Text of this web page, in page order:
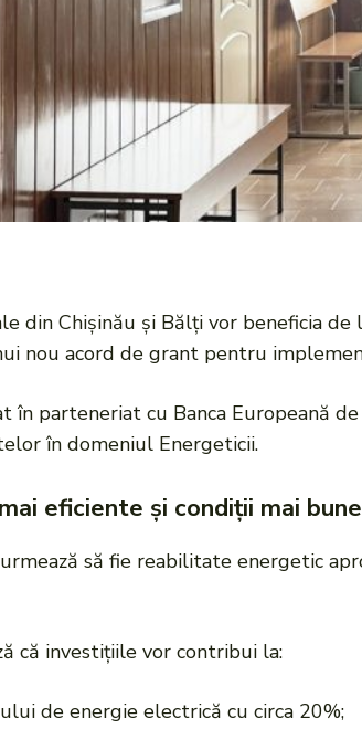
din Chișinău și Bălți vor beneficia
nou acord de grant pentru
în parteneriat cu Banca Europeană
în domeniul Energeticii.
eficiente și condiții mai
să fie reabilitate energetic
că investițiile vor contribui la:
de energie electrică cu circa 20%;